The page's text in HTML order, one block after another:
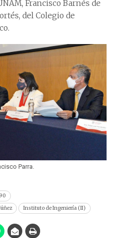
Francisco Barnés de
del Colegio de
Parra.
Instituto de Ingeniería (II)